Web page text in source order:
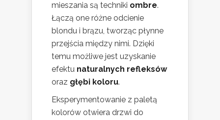
mieszania są techniki ombre.
Łączą one różne odcienie
blondu i brązu, tworząc płynne
przejścia między nimi. Dzięki
temu możliwe jest uzyskanie
efektu naturalnych refleksów
oraz głębi koloru.
Eksperymentowanie z paletą
kolorów otwiera drzwi do